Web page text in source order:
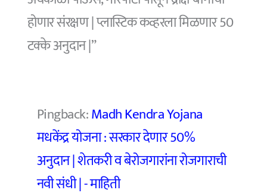
होणार संरक्षण | प्लास्टिक कव्हरला मिळणार 50
टक्के अनुदान |”
Pingback:Madh Kendra Yojana
मधकेंद्र योजना : सरकार देणार 50%
अनुदान | शेतकरी व बेरोजगारांना रोजगाराची
नवी संधी | - माहिती